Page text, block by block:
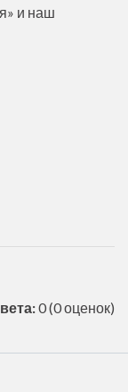
и наш
0(0 оценок)